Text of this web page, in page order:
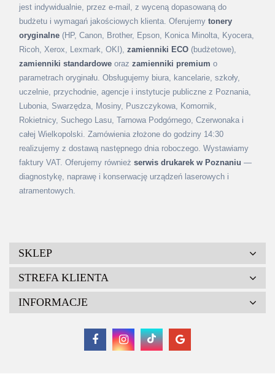
jest indywidualnie, przez e-mail, z wyceną dopasowaną do
budżetu i wymagań jakościowych klienta. Oferujemy tonery
oryginalne (HP, Canon, Brother, Epson, Konica Minolta, Kyocera,
Ricoh, Xerox, Lexmark, OKI), zamienniki ECO (budżetowe),
zamienniki standardowe oraz zamienniki premium o
parametrach oryginału. Obsługujemy biura, kancelarie, szkoły,
uczelnie, przychodnie, agencje i instytucje publiczne z Poznania,
Lubonia, Swarzędza, Mosiny, Puszczykowa, Komornik,
Rokietnicy, Suchego Lasu, Tarnowa Podgórnego, Czerwonaka i
całej Wielkopolski. Zamówienia złożone do godziny 14:30
realizujemy z dostawą następnego dnia roboczego. Wystawiamy
faktury VAT. Oferujemy również serwis drukarek w Poznaniu —
diagnostykę, naprawę i konserwację urządzeń laserowych i
atramentowych.
SKLEP
STREFA KLIENTA
INFORMACJE